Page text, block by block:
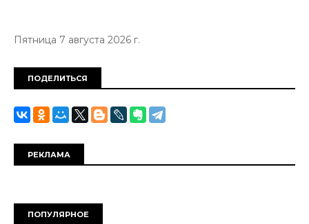
Пятница 7 августа 2026 г.
ПОДЕЛИТЬСЯ
РЕКЛАМА
ПОПУЛЯРНОЕ